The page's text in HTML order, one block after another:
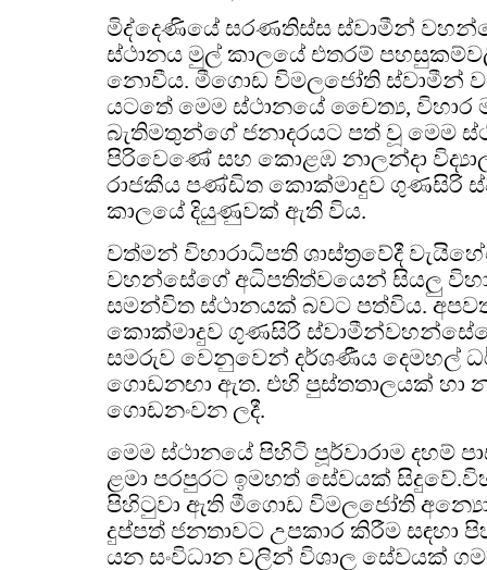
මිද්දෙණියේ සරණතිස්ස ස්වාමීන්
ස්ථානය මුල් කාලයේ එතරම්
නොවීය. මීගොඩ විමලජෝති ස්වාමීන්
යටතේ මෙම ස්ථානයේ චෛත්‍ය,
බැතිමතුන්ගේ ජනාදරයට පත් වූ මෙම
පිරිවෙණේ සහ කොළඹ නාලන්දා
රාජකීය පණ්ඩිත කොක්මාදුව ගුණසිරි
කාලයේ දියුණුවක් ඇති විය.
වත්මන් විහාරාධිපති ශාස්ත්‍රවේදී
වහන්සේගේ අධිපතිත්වයෙන් සියලු
සමන්විත ස්ථානයක් බවට පත්විය.
කොක්මාදුව ගුණසිරි
සමරුව වෙනුවෙන් දර්ශණීය දෙමහල්
ගොඩනඟා ඇත. එහි පුස්තතාලයක් හා
ගොඩනංවන ලදී.
මෙම ස්ථානයේ පිහිටි පූර්වාරාම දහම්
ළමා පරපුරට ඉමහත් සේවයක්
පිහිටුවා ඇති මීගොඩ විමලජෝති
දුප්පත් ජනතාවට උපකාර කිරීම සඳහා
යන සංවිධාන වලින් විශාල සේවයක්